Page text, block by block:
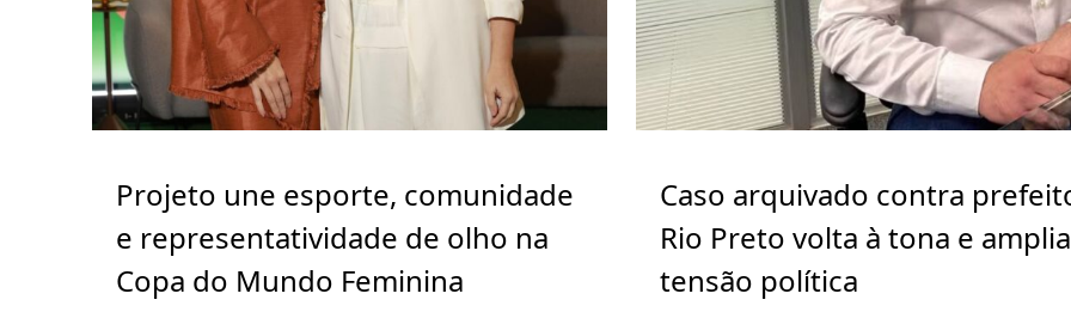
Projeto une esporte, comunidade
e representatividade de olho na
Copa do Mundo Feminina
Caso arquivado contra
Rio Preto volta à tona e amplia
tensão política